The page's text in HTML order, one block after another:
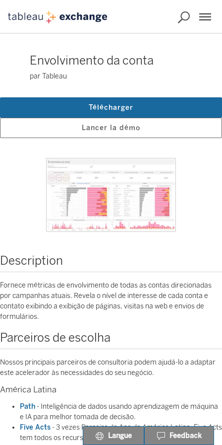
Envolvimento da conta
par Tableau
Lancer la démo
Télécharger
Description
Fornece métricas de envolvimento de todas as contas direcionadas
por campanhas atuais. Revela o nível de interesse de cada conta e
contato exibindo a exibição de páginas, visitas na web e envios de
formulários.
Parceiros de escolha
Nossos principais parceiros de consultoria podem ajudá-lo a adaptar
este acelerador às necessidades do seu negócio.
América Latina
Path - Inteligência de dados usando aprendizagem de máquina
e IA para melhor tomada de decisão.
Five Acts - 3 vezes Parceiro do Ano da América Latina, Five Acts
tem todos os recursos para entregar a melhor solução de
Langue Feedback